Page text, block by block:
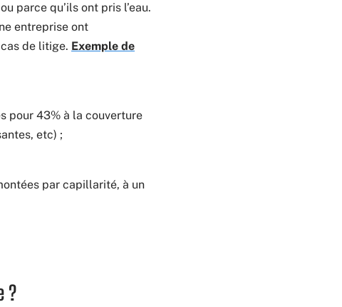
parce qu’ils ont pris l’eau.
entreprise ont
de litige. Exemple de
pour 43% à la couverture
etc) ;
par capillarité, à un
?